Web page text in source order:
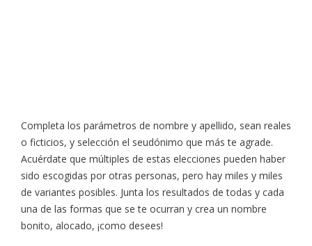
Completa los parámetros de nombre y apellido, sean reales
o ficticios, y selección el seudónimo que más te agrade.
Acuérdate que múltiples de estas elecciones pueden haber
sido escogidas por otras personas, pero hay miles y miles
de variantes posibles. Junta los resultados de todas y cada
una de las formas que se te ocurran y crea un nombre
bonito, alocado, ¡como desees!